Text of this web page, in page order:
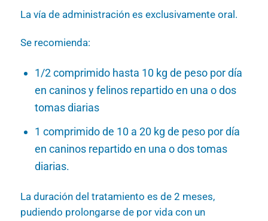
La vía de administración es exclusivamente oral.
Se recomienda:
1/2 comprimido hasta 10 kg de peso por día
en caninos y felinos repartido en una o dos
tomas diarias
1 comprimido de 10 a 20 kg de peso por día
en caninos repartido en una o dos tomas
diarias.
La duración del tratamiento es de 2 meses,
pudiendo prolongarse de por vida con un